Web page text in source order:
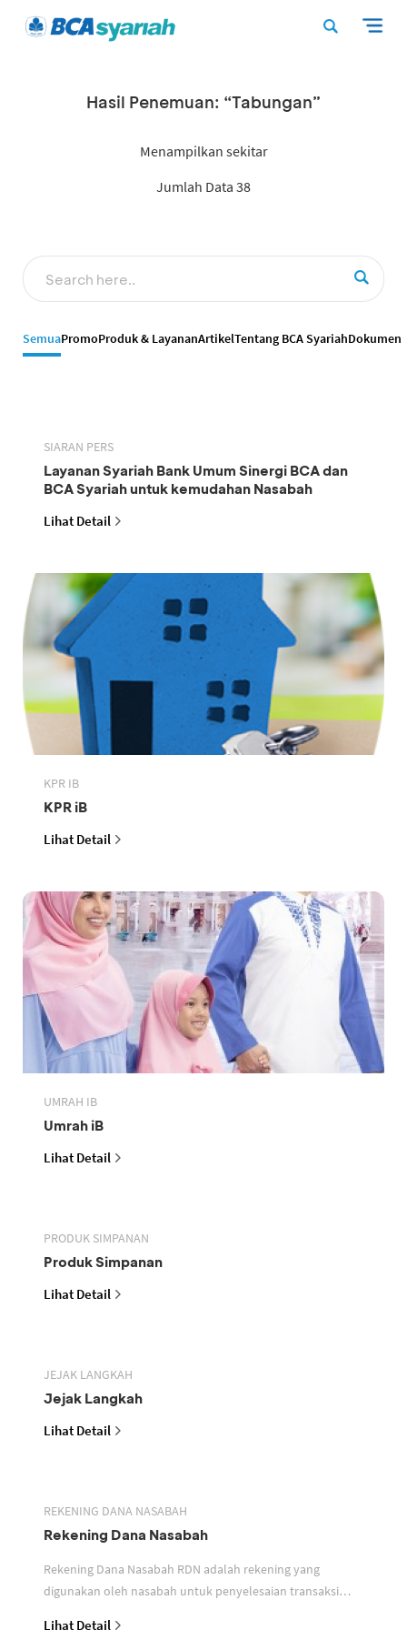
Hasil Penemuan: “Tabungan”
Menampilkan sekitar
Jumlah Data 38
SemuaPromoProduk & LayananArtikelTentang BCA SyariahDokumen
SIARAN PERS
Layanan Syariah Bank Umum Sinergi BCA dan
BCA Syariah untuk kemudahan Nasabah
Lihat Detail
KPR IB
KPR iB
Lihat Detail
UMRAH IB
Umrah iB
Lihat Detail
PRODUK SIMPANAN
Produk Simpanan
Lihat Detail
JEJAK LANGKAH
Jejak Langkah
Lihat Detail
REKENING DANA NASABAH
Rekening Dana Nasabah
Rekening Dana Nasabah RDN adalah rekening yang
digunakan oleh nasabah untuk penyelesaian transaksi
Lihat Detail